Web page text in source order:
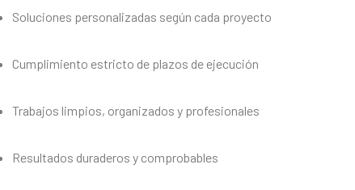
Soluciones personalizadas según cada proyecto
Cumplimiento estricto de plazos de ejecución
Trabajos limpios, organizados y profesionales
Resultados duraderos y comprobables